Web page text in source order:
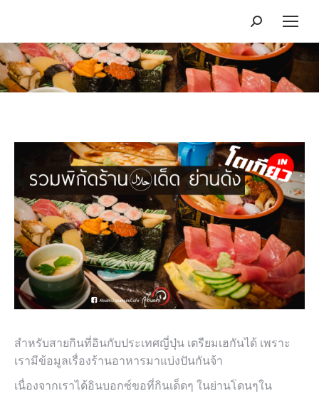
Search:
You are here:
สำหรับสายกินที่อินกับประเทศญี่ปุ่น เตรียมเฮกันได้ เพราะ
เรามีข้อมูลเรื่องร้านอาหารมาแบ่งปันกันจ้า
เนื่องจากเราได้อินบอกซ์ขอที่กินเด็ดๆ ในย่านโดนๆใน